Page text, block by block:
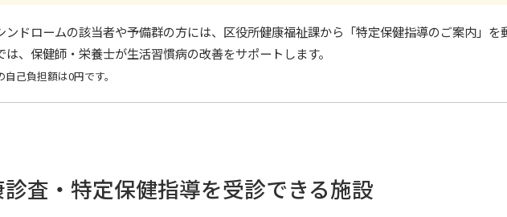
ンドロームの該当者や予備群の方には、区役所健康福祉課から「特定保健指導のご案内」を
、保健師・栄養士が生活習慣病の改善をサポートします。
己負担額は0円です。
査・特定保健指導を受診できる施設